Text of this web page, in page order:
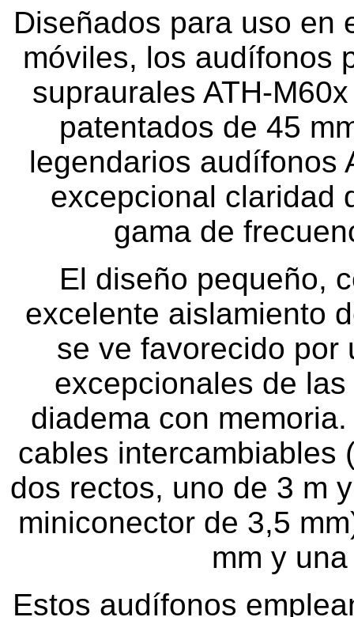
Diseñados para uso en
móviles, los audífonos
supraurales ATH-
patentados de 45
legendarios audífonos
excepcional claridad
gama de
El diseño pequeño,
excelente aislamiento
se ve favorecido por
excepcionales de
diadema con
cables intercambiables
dos rectos, uno de 3 m
miniconector de 3,5
mm y
Estos audífonos